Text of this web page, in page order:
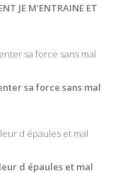
JE M'ENTRAINE ET
sa force sans mal
d épaules et mal